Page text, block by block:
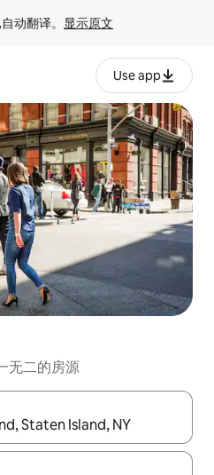
动翻译。 显示原文
Use app
无二的房源
向键查看，或通过点击或滑动手势